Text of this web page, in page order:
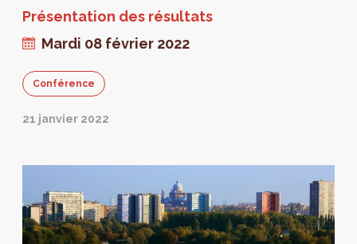
Présentation des résultats
Mardi 08 février 2022
Conférence
21 janvier 2022